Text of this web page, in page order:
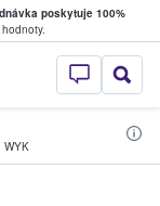
poskytuje 100%
–
vstupenky
WYK